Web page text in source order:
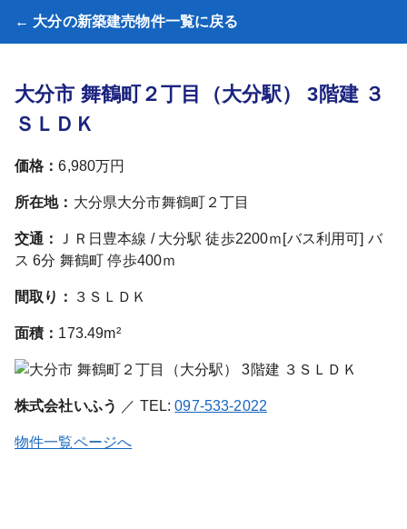
← 大分の新築建売物件一覧に戻る
大分市 舞鶴町２丁目（大分駅） 3階建 ３
ＳＬＤＫ
価格：6,980万円
所在地： 大分県大分市舞鶴町２丁目
交通：
ＪＲ日豊本線 / 大分駅 徒歩2200ｍ[バス利用可] バ
ス 6分 舞鶴町 停歩400ｍ
間取り： ３ＳＬＤＫ
面積： 173.49m²
株式会社いふう ／ TEL:097-533-2022
物件一覧ページへ